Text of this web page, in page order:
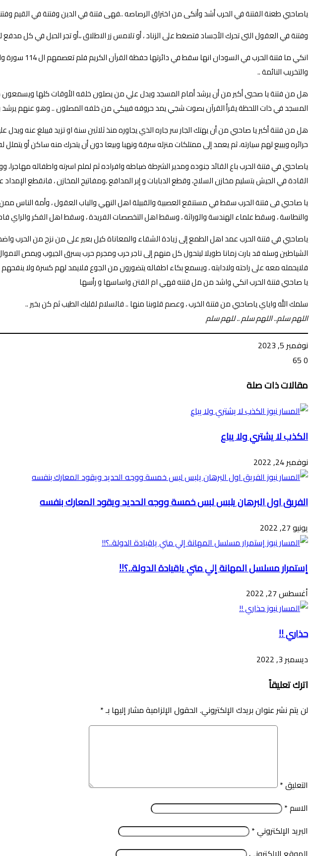
ياصاحبي طعنة الفتنة في الحرب أشد وأنكى من اختراق الرصاصه ..فهى فتنة في الدين وفتنة في القيم
وفتنة في العقول التى تحرك الأجساد فتصغط على الزناد ، أو تلامس زر الاطلاق ،،أو تجر الحبل في كل
والتخريب النائمة ..
هل من فتنة يا صحبى أكبر من أن يرشد أمام المسجد ويدل علي من يصلون خلفه الأوقات كلها ويسمعون
المسجد في ذات اللحظة يقرأ القرآن بصوت شجي يمد حروفه فيبكي من خلفه المصلون .. وهو عنهم يرشد
هل من فتنة أكبر يا صاحبي من أن يهتك الجار سر جاره الذي يجاوره منذ ثلاثين سنة او تزيد فيبلغ عنه
حرائره ويبيع لهم سيارته، ثم يعمد إلى ممتلكات منزله سرقة ونهبا وبيعا دون أن يتحرك منه ساكن أو يتملل
ياصاحبي في فتنة الحرب باع القائد جنوده ومدير الشرطة ضباطه وافراده ثم لملم اسرته واطفاله مهاجرا،
القادة في الجيش بتسليم مخازن السلاح، وقطع الدبابات و إبر المدافع ،ومفاتيح المخازن ، فانقطع
يا صاحبي فى فتنة الحرب سقط في مستنقع العصبية والقبيلة اهل النهي والباب العقول ، وأمة الناس
والنطاسة ، وسقط علماء الهندسة والوراثة ، وسقط اهل التخصصات الفريدة ، وسقط اهل الفكر
ياصاحبي في فتنة الحرب عمد اهل الطمع إلى زيادة الشقاء والمعاناة كيل بعير على من نزح من الحرب
الشياطين وسله قد بارت زمانا طويلا ليتحول كل منهم إلى تاجر حرب ومجرم حرب يسرق الجيوب ويمص
فلايحمله معه على راحته ولادابته ، ويسمع بكاء اطفاله يتضورون من الجوع فلايمد لهم كسرة ولا ينفحهم
يا صاحبي فتنة الحرب انكي واشد من مل فتنه فهي ام الفتن واساسها و رأسها
سلمك الله واياي ياصاحبي من فتنة الخرب ، وعصم قلوبنا منها .. فالسلام لقلبك الطيب ثم كن بخير ..
اللهم سلم.. اللهم سلم .. للهم سلم
نوفمبر 5, 2023
0
عبر
البريد
مقالات ذات صلة
الكذب لا يشتري ولا يباع
نوفمبر 24, 2022
الفريق اول البرهان يلبس لبس خمسة ووجه الحديد ويقود المعارك بنفسه
يونيو 27, 2022
إستمرار مسلسل المهانة إلي متي ياقيادة الدولة..؟!!
أغسطس 27, 2022
حذاري !!
ديسمبر 3, 2022
اترك تعليقاً
لن يتم نشر عنوان بريدك الإلكتروني. الحقول الإلزامية مشار إليها بـ*
التعليق*
الاسم*
البريد الإلكتروني*